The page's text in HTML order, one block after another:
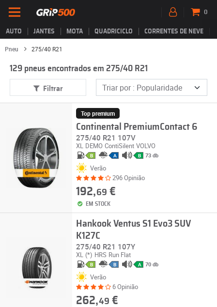
AUTO JANTES MOTA QUADRICICLO CORRENTES DE NEVE
0
Pneu 275/40 R21
129 pneus encontrados em 275/40 R21
Filtrar
Top premium
Continental PremiumContact 6
275/40 R21 107V
XL DEMO ContiSilent VOLVO
B A B 73 db
Verão
296 Opinião
192,69 €
EM STOCK
Hankook Ventus S1 Evo3 SUV
K127C
275/40 R21 107Y
XL (*) HRS Run Flat
B B A 70 db
Verão
6 Opinião
262,49 €